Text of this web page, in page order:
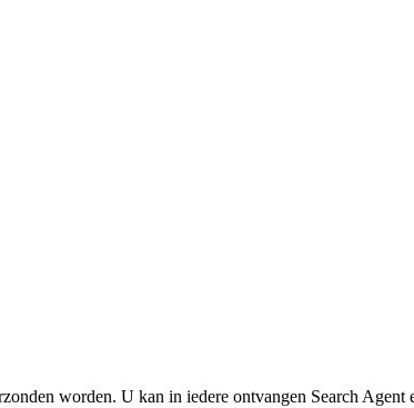
worden. U kan in iedere ontvangen Search Agent